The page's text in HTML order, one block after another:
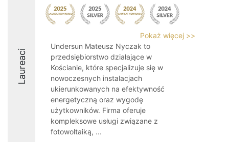
Laureaci
Pokaż więcej >>
Undersun Mateusz Nyczak to
przedsiębiorstwo działające w
Kościanie, które specjalizuje się w
nowoczesnych instalacjach
ukierunkowanych na efektywność
energetyczną oraz wygodę
użytkowników. Firma oferuje
kompleksowe usługi związane z
fotowoltaiką, ...